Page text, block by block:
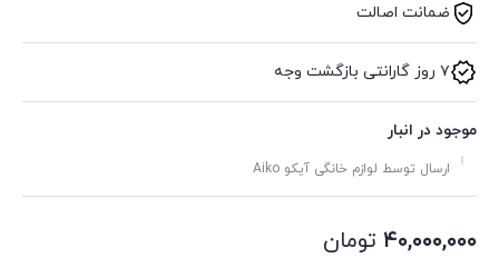
ضمانت اصالت
۷ روز گارانتی بازگشت وجه
موجود در انبار
ارسال توسط لوازم خانگی آیکو Aiko
۴۰,۰۰۰,۰۰۰ تومان